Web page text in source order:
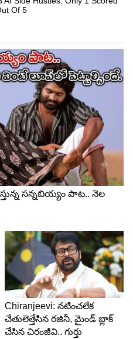
ఊరుతాయి. అసలు దీన్ని
కదా.. ఇక దీపావళి
లాగించే వారు చాలా
ఈ దీపావళి సందర్భంగా
ఉంటుంది. కానీ జిలేబీలో
ఉంటుంది. ఇది